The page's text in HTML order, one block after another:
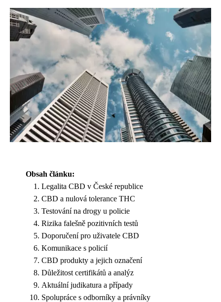
Obsah článku:
Legalita CBD v České republice
CBD a nulová tolerance THC
Testování na drogy u policie
Rizika falešně pozitivních testů
Doporučení pro uživatele CBD
Komunikace s policií
CBD produkty a jejich označení
Důležitost certifikátů a analýz
Aktuální judikatura a případy
Spolupráce s odborníky a právníky